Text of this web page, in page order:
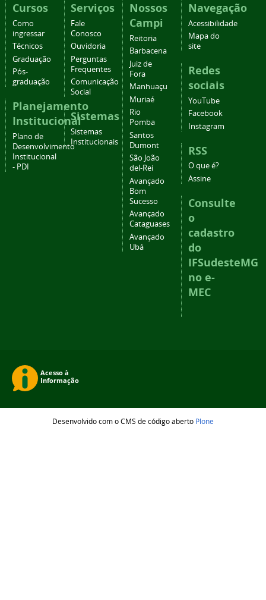
Cursos
Como
ingressar
Técnicos
Graduação
Pós-
graduação
Planejamento
Institucional
Plano de
Desenvolvimento
Institucional
- PDI
Serviços
Fale
Conosco
Ouvidoria
Perguntas
Frequentes
Comunicação
Social
Sistemas
Sistemas
Institucionais
Nossos
Campi
Reitoria
Barbacena
Juiz de
Fora
Manhuaçu
Muriaé
Rio
Pomba
Santos
Dumont
São João
del-Rei
Avançado
Bom
Sucesso
Avançado
Cataguases
Avançado
Ubá
Navegação
Acessibilidade
Mapa do
site
Redes
sociais
YouTube
Facebook
Instagram
RSS
O que é?
Assine
Consulte
o
cadastro
do
IFSudesteMG
no e-
MEC